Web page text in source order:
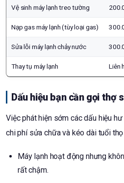
Vệ sinh máy lạnh treo tường
Nạp gas máy lạnh (tùy loại gas)
Sửa lỗi máy lạnh chảy nước
Thay tụ máy lạnh Liên
Dấu hiệu bạn cần gọi thợ
Việc phát hiện sớm các dấu hiệu
chi phí sửa chữa và kéo dài tuổi
Máy lạnh hoạt động nhưng
rất chậm.